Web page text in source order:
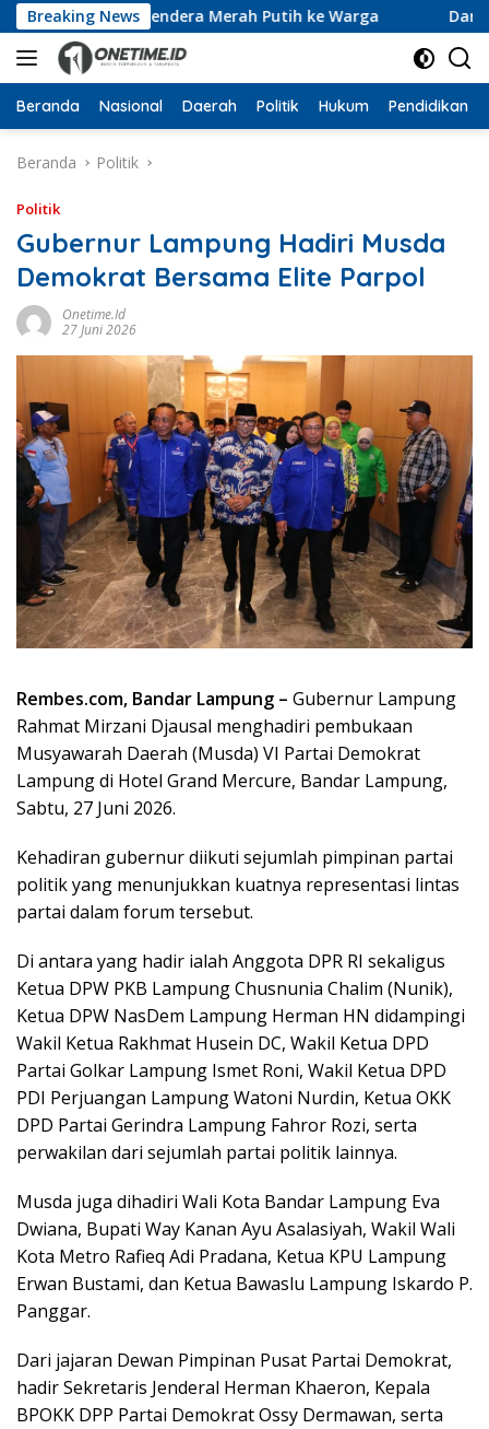
Langsung
ke
konten
Breaking News
10 Ribu Bendera Merah Putih ke Warga Dari
Beranda Nasional Daerah Politik Hukum Pendidikan
Beranda Politik
Politik
Gubernur Lampung Hadiri Musda
Demokrat Bersama Elite Parpol
Onetime.id
27 Juni 2026
Rembes.com, Bandar Lampung – Gubernur Lampung
Rahmat Mirzani Djausal menghadiri pembukaan
Musyawarah Daerah (Musda) VI Partai Demokrat
Lampung di Hotel Grand Mercure, Bandar Lampung,
Sabtu, 27 Juni 2026.
Kehadiran gubernur diikuti sejumlah pimpinan partai
politik yang menunjukkan kuatnya representasi lintas
partai dalam forum tersebut.
Di antara yang hadir ialah Anggota DPR RI sekaligus
Ketua DPW PKB Lampung Chusnunia Chalim (Nunik),
Ketua DPW NasDem Lampung Herman HN didampingi
Wakil Ketua Rakhmat Husein DC, Wakil Ketua DPD
Partai Golkar Lampung Ismet Roni, Wakil Ketua DPD
PDI Perjuangan Lampung Watoni Nurdin, Ketua OKK
DPD Partai Gerindra Lampung Fahror Rozi, serta
perwakilan dari sejumlah partai politik lainnya.
Musda juga dihadiri Wali Kota Bandar Lampung Eva
Dwiana, Bupati Way Kanan Ayu Asalasiyah, Wakil Wali
Kota Metro Rafieq Adi Pradana, Ketua KPU Lampung
Erwan Bustami, dan Ketua Bawaslu Lampung Iskardo P.
Panggar.
Dari jajaran Dewan Pimpinan Pusat Partai Demokrat,
hadir Sekretaris Jenderal Herman Khaeron, Kepala
BPOKK DPP Partai Demokrat Ossy Dermawan, serta